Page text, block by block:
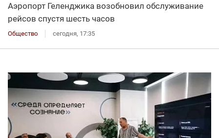
Аэропорт Геленджика возобновил обслуживание
рейсов спустя шесть часов
Общество сегодня, 17:35